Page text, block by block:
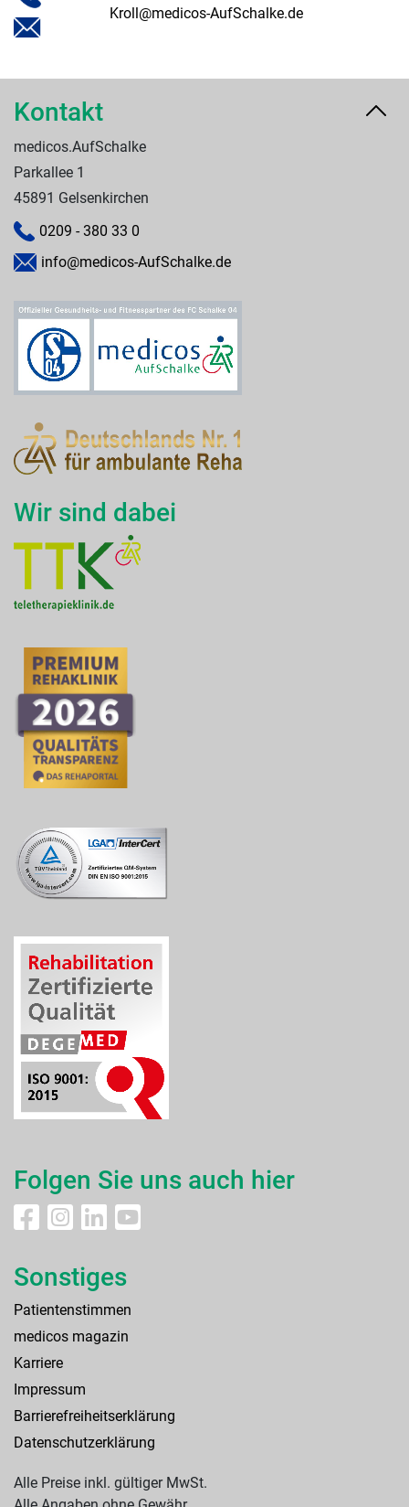
Kroll@medicos-AufSchalke.de
Folgen Sie uns auch hier
Sonstiges
Patientenstimmen
medicos magazin
Karriere
Impressum
Barrierefreiheitserklärung
Datenschutzerklärung
Alle Preise inkl. gültiger MwSt.
Wir sind dabei
Kontakt
medicos.AufSchalke
Parkallee 1
45891 Gelsenkirchen
0209 - 380 33 0
info@medicos-AufSchalke.de